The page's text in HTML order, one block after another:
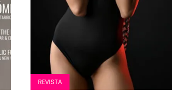
REVISTA